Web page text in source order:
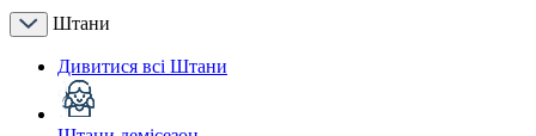
Штани
Дивитися всі Штани